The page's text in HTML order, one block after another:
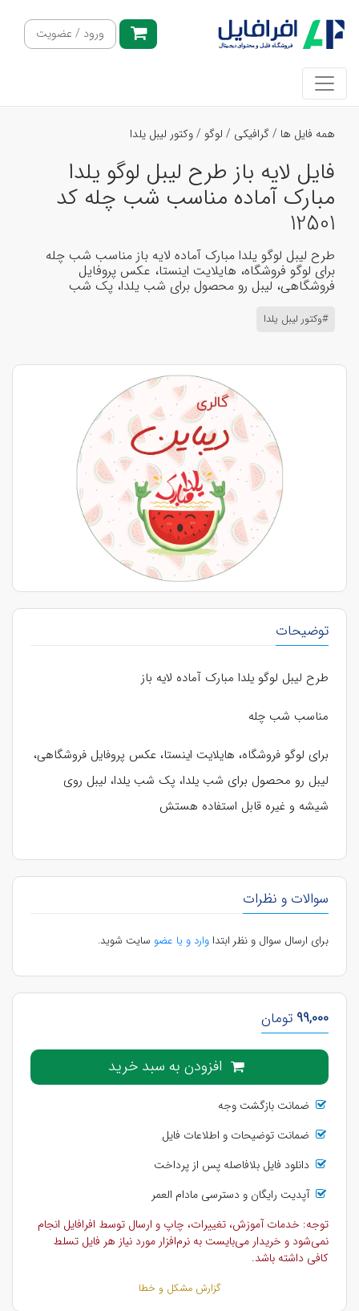
ورود / عضویت
همه فایل ها /گرافیکی / لوگو /وکتور لیبل یلدا
فایل لایه باز طرح لیبل لوگو یلدا
مبارک آماده مناسب شب چله کد
12501
طرح لیبل لوگو یلدا مبارک آماده لایه باز مناسب شب چله
برای لوگو فروشگاه، هایلایت اینستا، عکس پروفایل
فروشگاهی، لیبل رو محصول برای شب یلدا، پک شب
#وکتور لیبل یلدا
توضیحات
طرح لیبل لوگو یلدا مبارک آماده لایه باز
مناسب شب چله
برای لوگو فروشگاه، هایلایت اینستا، عکس پروفایل فروشگاهی،
لیبل رو محصول برای شب یلدا، پک شب یلدا، لیبل روی
شیشه و غیره قابل استفاده هستش
سوالات و نظرات
برای ارسال سوال و نظر ابتداوارد و یا عضو سایت شوید.
99,000 تومان
افزودن به سبد خرید
ضمانت بازگشت وجه
ضمانت توضیحات و اطلاعات فایل
دانلود فایل بلافاصله پس از پرداخت
آپدیت رایگان و دسترسی مادام العمر
توجه: خدمات آموزش، تغییرات، چاپ و ارسال توسط افرافایل انجام
نمی‌شود و خریدار می‌بایست به نرم‌افزار مورد نیاز هر فایل تسلط
کافی داشته باشد.
گزارش مشکل و خطا